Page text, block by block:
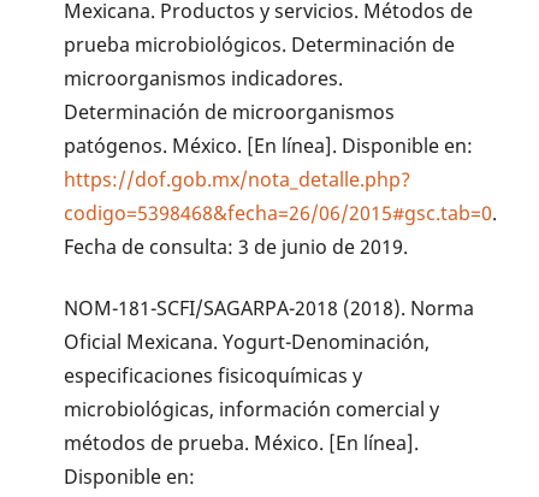
Mexicana. Productos y servicios. Métodos de
prueba microbiológicos. Determinación de
microorganismos indicadores.
Determinación de microorganismos
patógenos. México. [En línea]. Disponible en:
https://dof.gob.mx/nota_detalle.php?
codigo=5398468&fecha=26/06/2015#gsc.tab=0.
Fecha de consulta: 3 de junio de 2019.
NOM-181-SCFI/SAGARPA-2018 (2018). Norma
Oficial Mexicana. Yogurt-Denominación,
especificaciones fisicoquímicas y
microbiológicas, información comercial y
métodos de prueba. México. [En línea].
Disponible en: